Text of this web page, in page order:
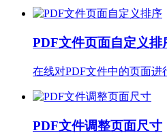
PDF文件页面自定义排
在线对PDF文件中的页面进
PDF文件调整页面尺寸